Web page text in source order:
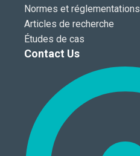
Normes et réglementations
Articles de recherche
Études de cas
Contact Us